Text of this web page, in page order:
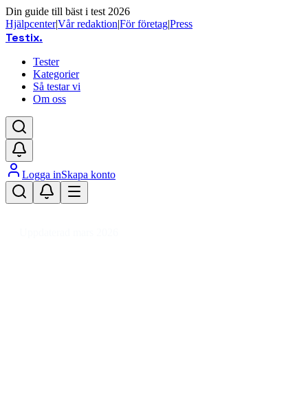
Din guide till bäst i test 2026
Hjälpcenter|Vår redaktion|För företag|Press
Testix.
Tester
Kategorier
Så testar vi
Om oss
Logga inSkapa konto